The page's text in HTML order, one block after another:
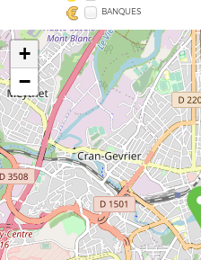
BANQUES
+
−